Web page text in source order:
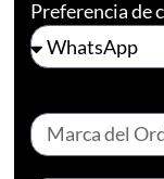
Preferencia de